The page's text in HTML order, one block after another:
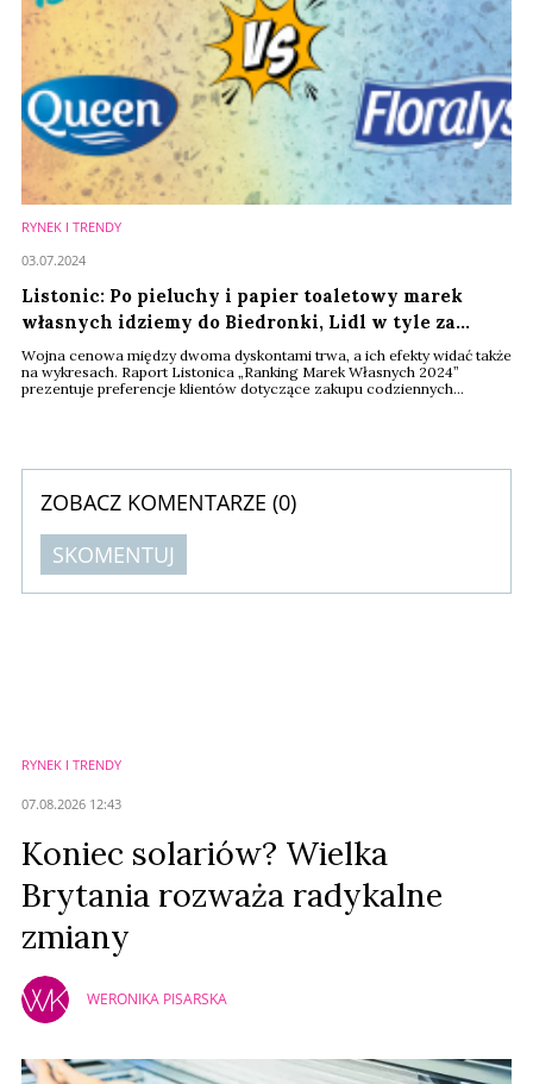
RYNEK I TRENDY
Listonic: Po pieluchy i papier toaletowy marek
własnych idziemy do Biedronki, Lidl w tyle za
konkurentem
Wojna cenowa między dwoma dyskontami trwa, a ich efekty widać także
na wykresach. Raport Listonica „Ranking Marek Własnych 2024”
prezentuje preferencje klientów dotyczące zakupu codziennych
03.07.2024
ZOBACZ KOMENTARZE (0)
SKOMENTUJ
RYNEK I TRENDY
07.08.2026 12:43
Koniec solariów? Wielka
Brytania rozważa radykalne
zmiany
WERONIKA PISARSKA